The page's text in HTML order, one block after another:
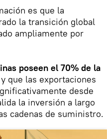
es que la
la transición global
ampliamente por
poseen el 70% de la
y que las exportaciones
desde
la inversión a largo
cadenas de suministro.